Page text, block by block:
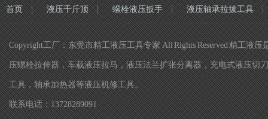
首页 液压千斤顶 螺栓液压扳手 液压轴承拉拔工具
Copyright工厂：东莞市精工液压工具专家 All Rights Reserved 精工
压螺栓拉伸器，车载液压拉马，液压法兰扩张分离器，充电式液压切
工具，轴承加热器等液压机修工具。
联系电话：13728289091